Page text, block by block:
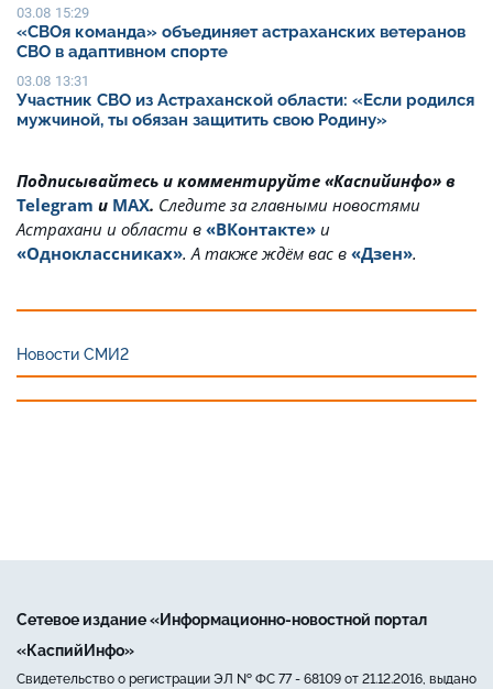
03.08 15:29
«СВОя команда» объединяет астраханских ветеранов
СВО в адаптивном спорте
03.08 13:31
Участник СВО из Астраханской области: «Если родился
мужчиной, ты обязан защитить свою Родину»
Подписывайтесь и комментируйте «Каспийинфо» в
Telegram и MAX. Cледите за главными новостями
Астрахани и области в «ВКонтакте» и
«Одноклассниках». А также ждём вас в «Дзен».
Новости СМИ2
Сетевое издание «Информационно-новостной портал
«КаспийИнфо»
Свидетельство о регистрации ЭЛ № ФС 77 - 68109 от 21.12.2016, выдано